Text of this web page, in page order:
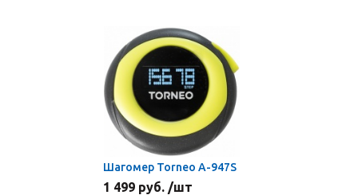
Шагомер Torneo A-947S
1 499 руб. /шт